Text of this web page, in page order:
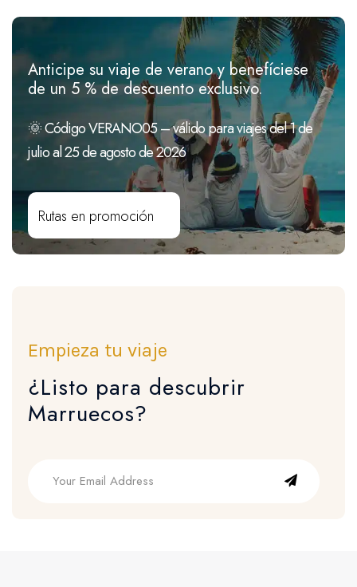
Anticipe su viaje de verano y benefíciese
de un 5 % de descuento exclusivo.
🌞 Código VERANO05 – válido para viajes del 1 de
julio al 25 de agosto de 2026
Rutas en promoción
Empieza tu viaje
¿Listo para descubrir
Marruecos?